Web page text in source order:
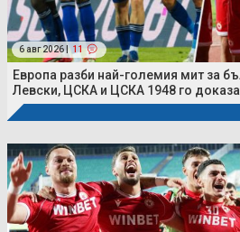
6 авг 2026 | 11
Европа разби най-големия мит за
Левски, ЦСКА и ЦСКА 1948 го